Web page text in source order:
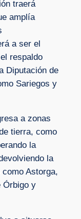
traerá
amplía
a ser el
respaldo
Diputación de
Sariegos y
a zonas
tierra, como
la
la
Astorga,
Órbigo y